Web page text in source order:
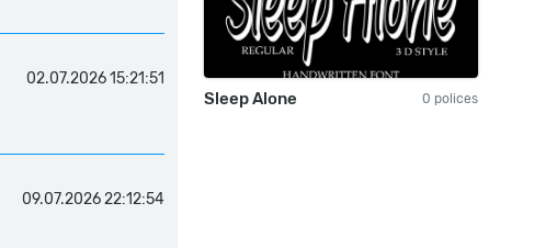
02.07.2026 15:21:51
09.07.2026 22:12:54
Sleep Alone 0 polices